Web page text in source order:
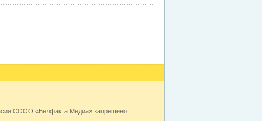
СООО «Белфакта Медиа» запрещено.